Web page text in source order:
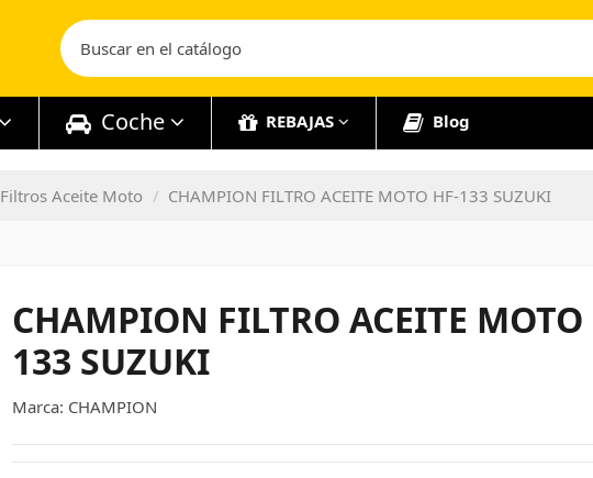
Coche REBAJAS Blog
Filtros Aceite Moto CHAMPION FILTRO ACEITE MOTO HF-133 SUZUKI
CHAMPION FILTRO ACEITE MOTO
133 SUZUKI
Marca: CHAMPION